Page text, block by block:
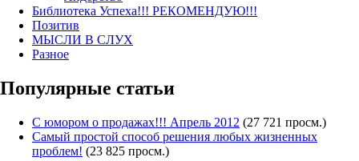
Библиотека Успеха!!! РЕКОМЕНДУЮ!!!
Позитив
МЫСЛИ В СЛУХ
Разное
Популярные статьи
С юмором о продажах!!! Апрель 2012 (27 721 просм.)
Самый простой способ решения любых жизненных
проблем! (23 825 просм.)